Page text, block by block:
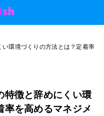
環境づくりの方法とは？定着率
特徴と辞めにくい環
を高めるマネジメ